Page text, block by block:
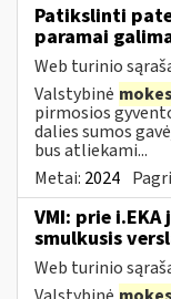
Patikslinti
paramai
Web turinio
Valstybinė
pirmosios
dalies sumos
bus atliekami...
Metai: 2024
VMI: prie
smulkusis
Web turinio